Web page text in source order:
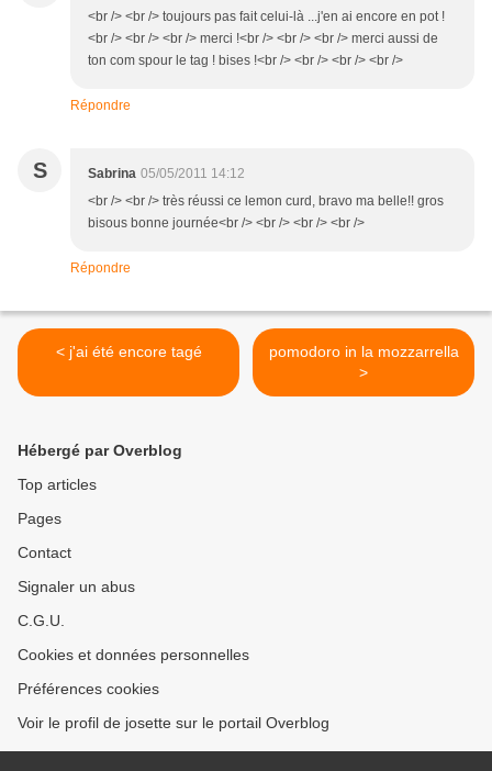
<br /> <br /> toujours pas fait celui-là ...j'en ai encore en pot !
<br /> <br /> <br /> merci !<br /> <br /> <br /> merci aussi de
ton com spour le tag ! bises !<br /> <br /> <br /> <br />
Répondre
S Sabrina 05/05/2011 14:12
<br /> <br /> très réussi ce lemon curd, bravo ma belle!! gros
bisous bonne journée<br /> <br /> <br /> <br />
Répondre
< j'ai été encore tagé
pomodoro in la mozzarrella
>
Hébergé par Overblog
Top articles
Pages
Contact
Signaler un abus
C.G.U.
Cookies et données personnelles
Préférences cookies
Voir le profil de josette sur le portail Overblog